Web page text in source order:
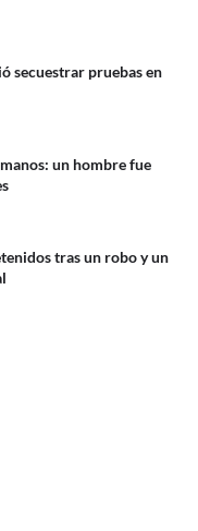
secuestrar pruebas en
un hombre fue
tras un robo y un